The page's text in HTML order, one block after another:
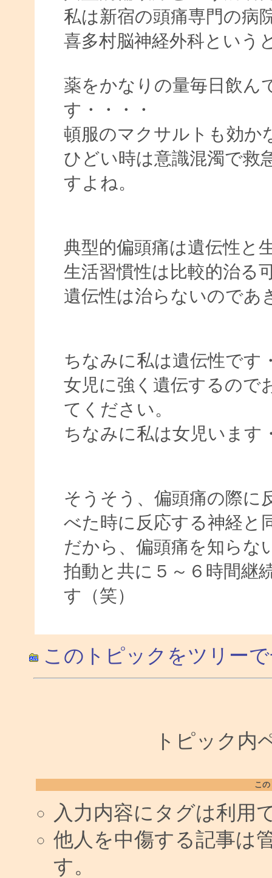
私は新宿の頭痛専門の病
喜多村脳神経外科という
薬をかなりの量毎日飲ん
す・・・・
頓服のマクサルトも効か
ひどい時は意識混濁で救
すよね。
典型的偏頭痛は遺伝性と
生活習慣性は比較的治る
遺伝性は治らないのであ
ちなみに私は遺伝性です
女児に強く遺伝するので
てください。
ちなみに私は女児います
そうそう、偏頭痛の際に
べた時に反応する神経と
だから、偏頭痛を知らな
拍動と共に５～６時間継
す（笑）
このトピックをツリー
トピック内
こ
入力内容にタグは利用
他人を中傷する記事は
す。